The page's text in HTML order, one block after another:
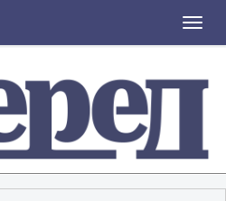
Toggle